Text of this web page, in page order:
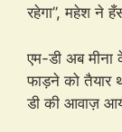
रहेगा”, महेश ने
एम-डी अब
फाड़ने को तैयार
डी की आवाज़